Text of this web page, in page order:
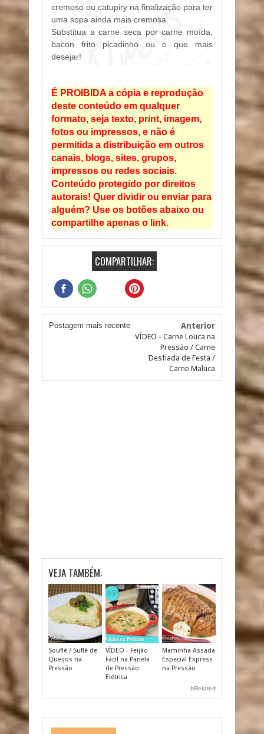
cremoso ou catupiry na finalização para ter
uma sopa ainda mais cremosa.
Substitua a carne seca por carne moída,
bacon frito picadinho ou o que mais
desejar!
É PROIBIDA a cópia e reprodução
deste conteúdo em qualquer
formato, seja texto, print, imagem,
fotos ou impressos, e não é
permitida a distribuição em outros
canais, blogs, sites, grupos,
impressos ou redes sociais.
Conteúdo protegido por direitos
autorais! Quer dividir ou enviar para
alguém? Use os botões abaixo ou
compartilhe apenas o link.
COMPARTILHAR:
Postagem mais recente Anterior
VÍDEO - Carne Louca na
Pressão / Carne
Desfiada de Festa /
Carne Maluca
VEJA TAMBÉM:
Souflé / Suflê de
Queijos na
Pressão
VÍDEO - Feijão
Fácil na Panela
de Pressão
Elétrica
Maminha Assada
Especial Express
na Pressão
bRelated